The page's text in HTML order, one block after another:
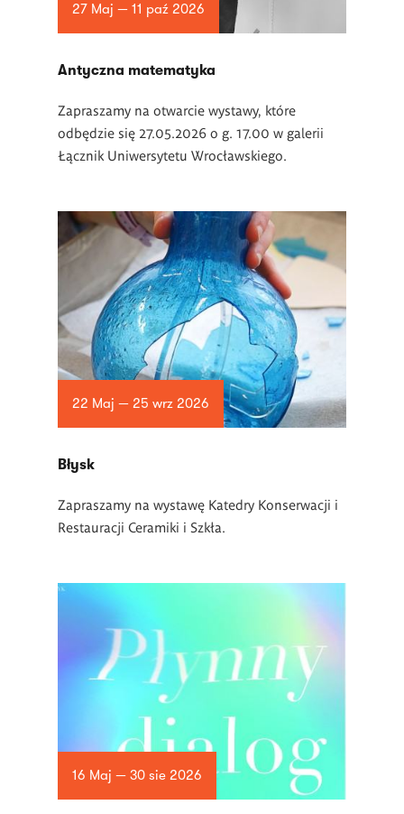
27 Maj — 11 paź 2026
Antyczna matematyka
Zapraszamy na otwarcie wystawy, które
odbędzie się 27.05.2026 o g. 17.00 w galerii
Łącznik Uniwersytetu Wrocławskiego.
22 Maj — 25 wrz 2026
Błysk
Zapraszamy na wystawę Katedry Konserwacji i
Restauracji Ceramiki i Szkła.
16 Maj — 30 sie 2026